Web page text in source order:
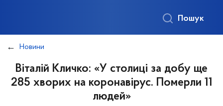
Пошук
Новини
Віталій Кличко: «У столиці за добу ще
285 хворих на коронавірус. Померли 11
людей»